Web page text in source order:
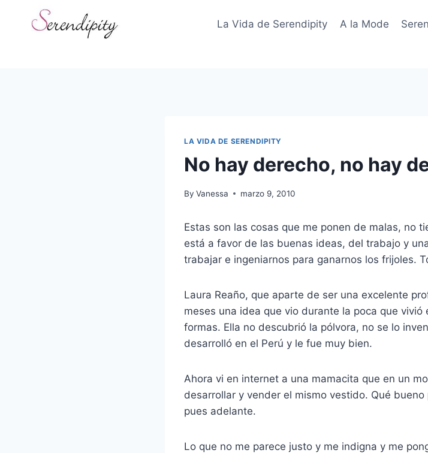
La Vida de Serendipity A la Mode
LA VIDA DE SERENDIPITY
No hay derecho, no hay
By Vanessa marzo 9, 2010
Estas son las cosas que me ponen de malas, no
está a favor de las buenas ideas, del trabajo y
trabajar e ingeniarnos para ganarnos los frijoles.
Laura Reaño, que aparte de ser una excelente
meses una idea que vio durante la poca que
formas. Ella no descubrió la pólvora, no se lo
desarrolló en el Perú y le fue muy bien.
Ahora vi en internet a una mamacita que en un
desarrollar y vender el mismo vestido. Qué
pues adelante.
Lo que no me parece justo y me indigna y me